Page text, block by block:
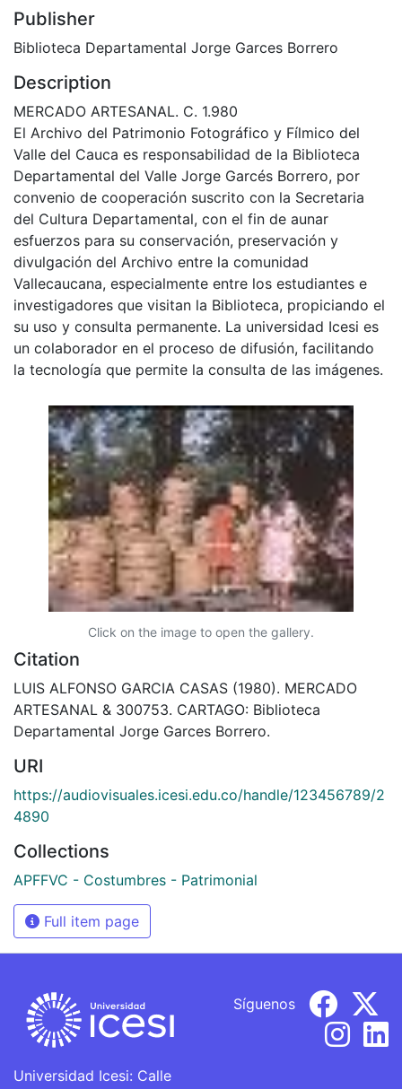
Publisher
Biblioteca Departamental Jorge Garces Borrero
Description
MERCADO ARTESANAL. C. 1.980
El Archivo del Patrimonio Fotográfico y Fílmico del
Valle del Cauca es responsabilidad de la Biblioteca
Departamental del Valle Jorge Garcés Borrero, por
convenio de cooperación suscrito con la Secretaria
del Cultura Departamental, con el fin de aunar
esfuerzos para su conservación, preservación y
divulgación del Archivo entre la comunidad
Vallecaucana, especialmente entre los estudiantes e
investigadores que visitan la Biblioteca, propiciando el
su uso y consulta permanente. La universidad Icesi es
un colaborador en el proceso de difusión, facilitando
la tecnología que permite la consulta de las imágenes.
Click on the image to open the gallery.
Citation
LUIS ALFONSO GARCIA CASAS (1980). MERCADO
ARTESANAL & 300753. CARTAGO: Biblioteca
Departamental Jorge Garces Borrero.
URI
https://audiovisuales.icesi.edu.co/handle/123456789/2
4890
Collections
APFFVC - Costumbres - Patrimonial
Full item page
Universidad Icesi: Calle
Síguenos